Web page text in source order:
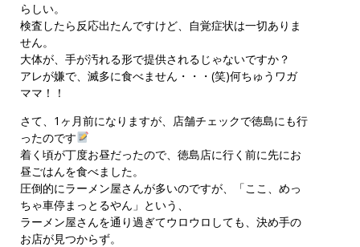
らしい。
検査したら反応出たんですけど、自覚症状は一切ありま
せん。
大体が、手が汚れる形で提供されるじゃないですか？
アレが嫌で、滅多に食べません・・・(笑)何ちゅうワガ
ママ！！
さて、1ヶ月前になりますが、店舗チェックで徳島にも行
ったのです
着く頃が丁度お昼だったので、徳島店に行く前に先にお
昼ごはんを食べました。
圧倒的にラーメン屋さんが多いのですが、「ここ、めっ
ちゃ車停まっとるやん」という、
ラーメン屋さんを通り過ぎてウロウロしても、決め手の
お店が見つからず。